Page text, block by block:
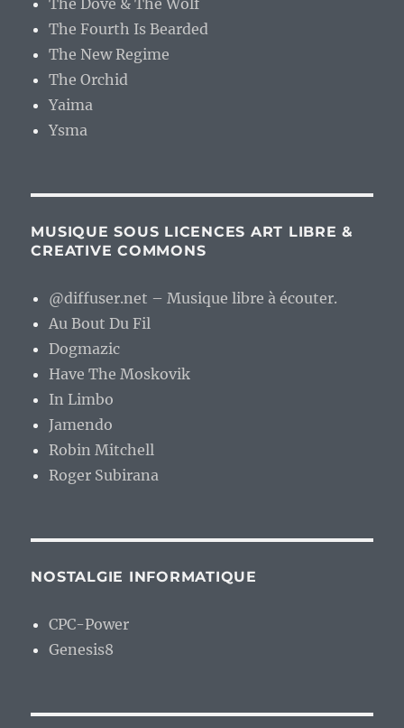
The Dove & The Wolf
The Fourth Is Bearded
The New Regime
The Orchid
Yaima
Ysma
MUSIQUE SOUS LICENCES ART LIBRE &
CREATIVE COMMONS
@diffuser.net – Musique libre à écouter.
Au Bout Du Fil
Dogmazic
Have The Moskovik
In Limbo
Jamendo
Robin Mitchell
Roger Subirana
NOSTALGIE INFORMATIQUE
CPC-Power
Genesis8